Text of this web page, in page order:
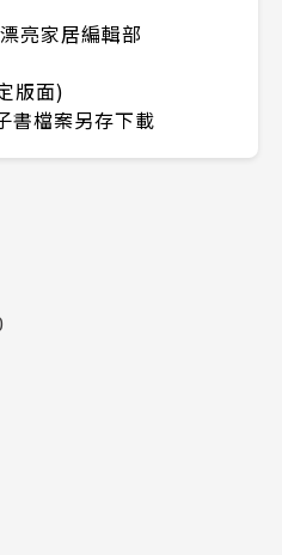
亮家居編輯部
版面)
書檔案另存下載